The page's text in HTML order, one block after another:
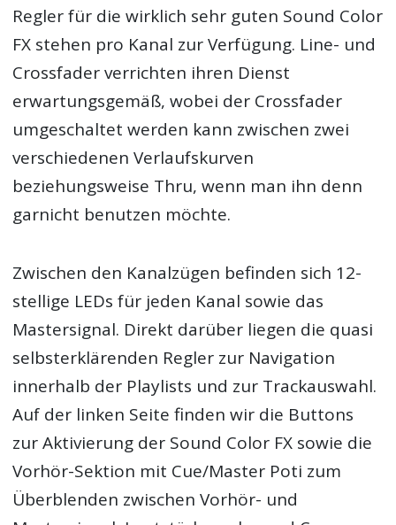
Regler für die wirklich sehr guten Sound Color
FX stehen pro Kanal zur Verfügung. Line- und
Crossfader verrichten ihren Dienst
erwartungsgemäß, wobei der Crossfader
umgeschaltet werden kann zwischen zwei
verschiedenen Verlaufskurven
beziehungsweise Thru, wenn man ihn denn
garnicht benutzen möchte.
Zwischen den Kanalzügen befinden sich 12-
stellige LEDs für jeden Kanal sowie das
Mastersignal. Direkt darüber liegen die quasi
selbsterklärenden Regler zur Navigation
innerhalb der Playlists und zur Trackauswahl.
Auf der linken Seite finden wir die Buttons
zur Aktivierung der Sound Color FX sowie die
Vorhör-Sektion mit Cue/Master Poti zum
Überblenden zwischen Vorhör- und